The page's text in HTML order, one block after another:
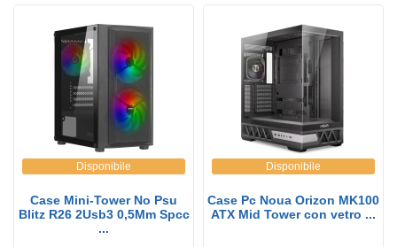
Disponibile
Case Mini-Tower No Psu
Blitz R26 2Usb3 0,5Mm Spcc
...
Disponibile
Case Pc Noua Orizon MK100
ATX Mid Tower con vetro ...